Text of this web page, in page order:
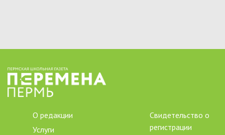
О редакции
Услуги
Свидетельство о
регистрации